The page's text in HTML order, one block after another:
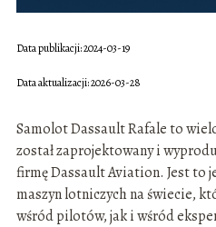
Data publikacji: 2024-03-19
Data aktualizacji: 2026-03-28
Samolot Dassault Rafale to
został zaprojektowany i
firmę Dassault Aviation. Jest to
maszyn lotniczych na świecie,
wśród pilotów, jak i wśród